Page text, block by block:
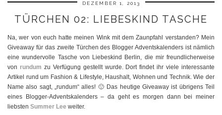
DEZEMBER 1, 2013
TÜRCHEN 02: LIEBESKIND TASCHE
Na, wer von euch hatte meinen Wink mit dem Zaunpfahl verstanden? Mein
Giveaway für das zweite Türchen des Blogger Adventskalenders ist nämlich
eine wundervolle Tasche von Liebeskind Berlin, die mir freundlicherweise
von rundum zu Verfügung gestellt wurde. Dort findet ihr viele interessante
Artikel rund um Fashion & Lifestyle, Haushalt, Wohnen und Technik. Wie der
Name also sagt, „rundum“ alles! 🙂 Das heutige Giveaway ist übrigens Teil
eines Blogger-Adventskalenders – da geht es morgen dann bei meiner
liebsten Summer Lee weiter.